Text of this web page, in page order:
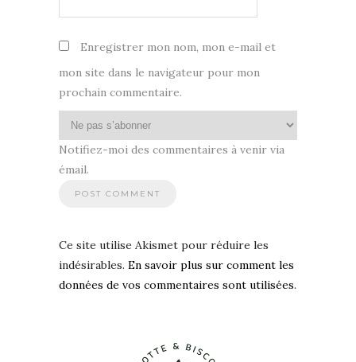
Enregistrer mon nom, mon e-mail et
mon site dans le navigateur pour mon
prochain commentaire.
Notifiez-moi des commentaires à venir via
émail.
Ce site utilise Akismet pour réduire les
indésirables. En savoir plus sur comment les
données de vos commentaires sont utilisées.